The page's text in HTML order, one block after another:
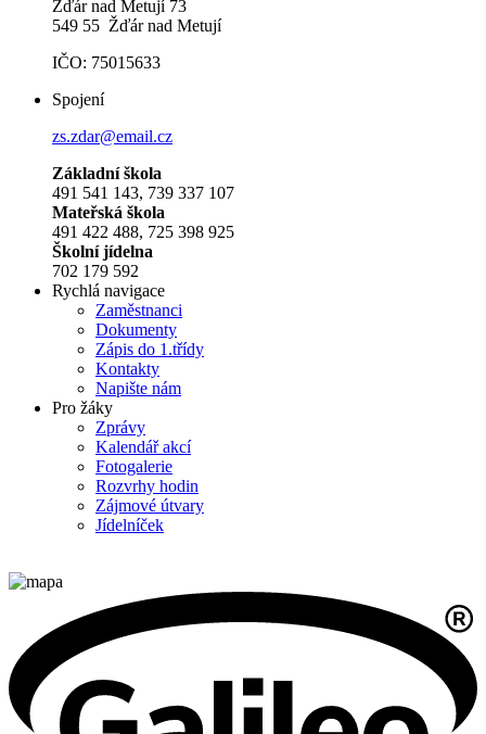
Žďár nad Metují 73
549 55 Žďár nad Metují
IČO: 75015633
Spojení
zs.zdar@email.cz
Základní škola
491 541 143, 739 337 107
Mateřská škola
491 422 488, 725 398 925
Školní jídelna
702 179 592
Rychlá navigace
Zaměstnanci
Dokumenty
Zápis do 1.třídy
Kontakty
Napište nám
Pro žáky
Zprávy
Kalendář akcí
Fotogalerie
Rozvrhy hodin
Zájmové útvary
Jídelníček